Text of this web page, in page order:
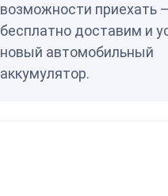
возможности приехать
бесплатно доставим и
новый автомобильный
аккумулятор.